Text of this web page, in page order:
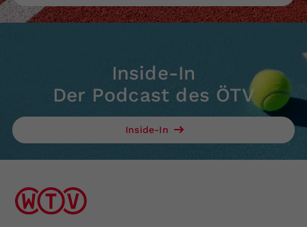
Inside-In
Der Podcast des ÖTV
Inside-In